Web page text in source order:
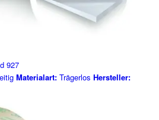
927
Materialart:Trägerlos Hersteller: